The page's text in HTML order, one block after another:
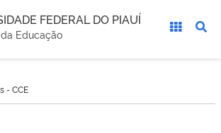
FEDERAL DO PIAUÍ
Educação
- CCE